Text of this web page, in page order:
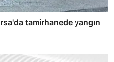
tamirhanede yangın